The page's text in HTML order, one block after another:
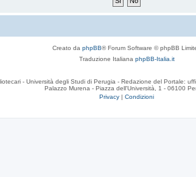
Creato da phpBB® Forum Software © phpBB
Traduzione Italiana phpBB-Italia.it
- Università degli Studi di Perugia - Redazione del Portale:
Palazzo Murena - Piazza dell'Università, 1 - 06100
Privacy | Condizioni